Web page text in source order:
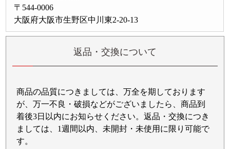
〒544-0006
大阪府大阪市生野区中川東2-20-13
返品・交換について
商品の品質につきましては、万全を期しております
が、万一不良・破損などがございましたら、商品到
着後3日以内にお知らせください。返品・交換につき
ましては、1週間以内、未開封・未使用に限り可能で
す。